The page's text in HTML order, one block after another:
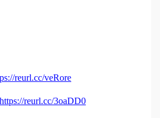
reurl.cc/veRore
https://reurl.cc/3oaDD0